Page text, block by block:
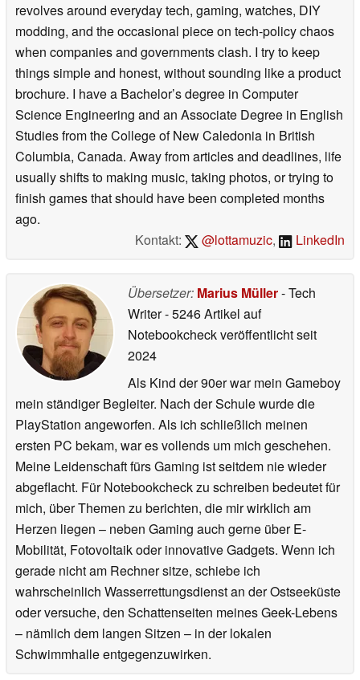
revolves around everyday tech, gaming, watches, DIY
modding, and the occasional piece on tech-policy chaos
when companies and governments clash. I try to keep
things simple and honest, without sounding like a product
brochure. I have a Bachelor’s degree in Computer
Science Engineering and an Associate Degree in English
Studies from the College of New Caledonia in British
Columbia, Canada. Away from articles and deadlines, life
usually shifts to making music, taking photos, or trying to
finish games that should have been completed months
ago.
Kontakt:
@lottamuzic, LinkedIn
Übersetzer: Marius Müller- Tech
Writer- 5246 Artikel auf
Notebookcheck veröffentlichtseit
2024
Als Kind der 90er war mein Gameboy
mein ständiger Begleiter. Nach der Schule wurde die
PlayStation angeworfen. Als ich schließlich meinen
ersten PC bekam, war es vollends um mich geschehen.
Meine Leidenschaft fürs Gaming ist seitdem nie wieder
abgeflacht. Für Notebookcheck zu schreiben bedeutet für
mich, über Themen zu berichten, die mir wirklich am
Herzen liegen – neben Gaming auch gerne über E-
Mobilität, Fotovoltaik oder innovative Gadgets. Wenn ich
gerade nicht am Rechner sitze, schiebe ich
wahrscheinlich Wasserrettungsdienst an der Ostseeküste
oder versuche, den Schattenseiten meines Geek-Lebens
– nämlich dem langen Sitzen – in der lokalen
Schwimmhalle entgegenzuwirken.